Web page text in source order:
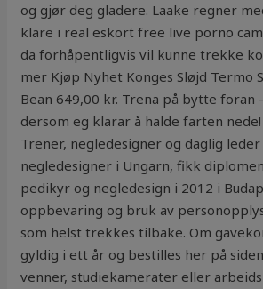
og gjør deg gladere. Laake regner
klare i real eskort free live porno
da forhåpentligvis vil kunne trekke
mer Kjøp Nyhet Konges Sløjd Termo
Bean 649,00 kr. Trena på bytte foran
dersom eg klarar å halde farten
Trener, negledesigner og daglig
negledesigner i Ungarn, fikk
pedikyr og negledesign i 2012 i
oppbevaring og bruk av
som helst trekkes tilbake. Om
gyldig i ett år og bestilles her på
venner, studiekamerater eller